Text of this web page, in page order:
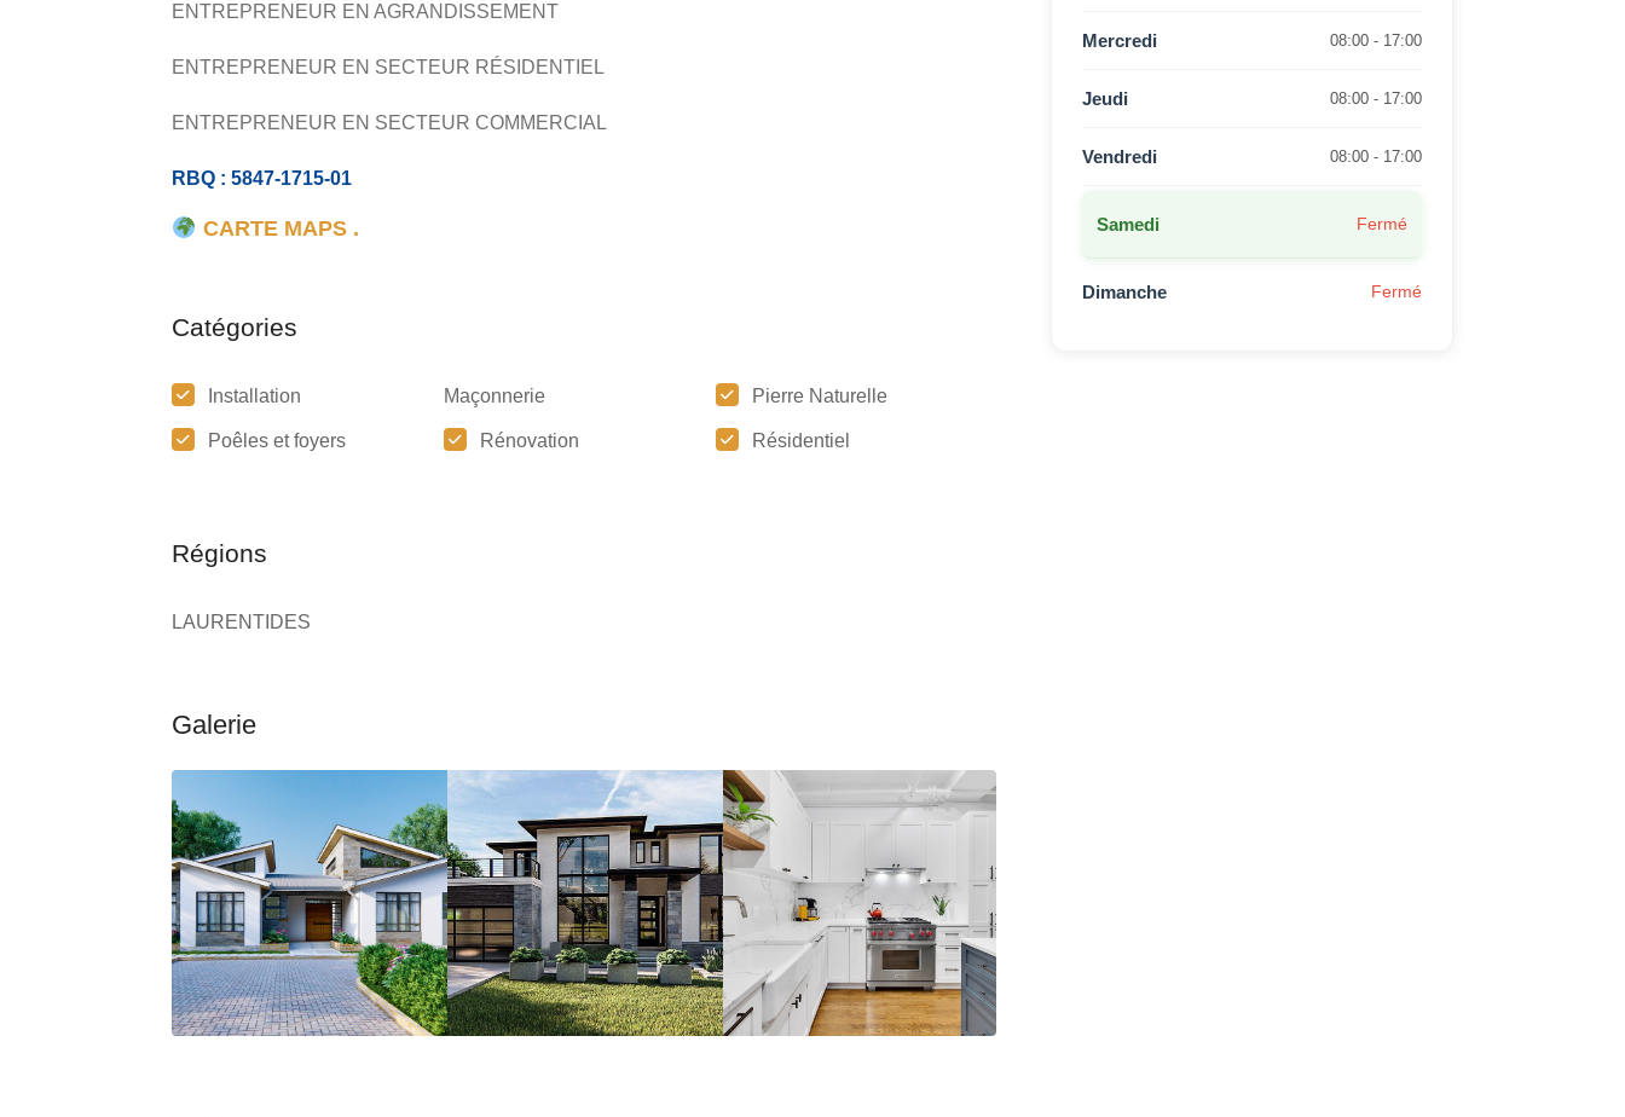
ENTREPRENEUR EN AGRANDISSEMENT
ENTREPRENEUR EN SECTEUR RÉSIDENTIEL
ENTREPRENEUR EN SECTEUR COMMERCIAL
RBQ : 5847-1715-01
CARTE MAPS .
Catégories
Installation Maçonnerie Pierre Naturelle
Poêles et foyers Rénovation Résidentiel
Régions
LAURENTIDES
Mercredi 08:00 - 17:00
Jeudi 08:00 - 17:00
Vendredi 08:00 - 17:00
Samedi Fermé
Dimanche Fermé